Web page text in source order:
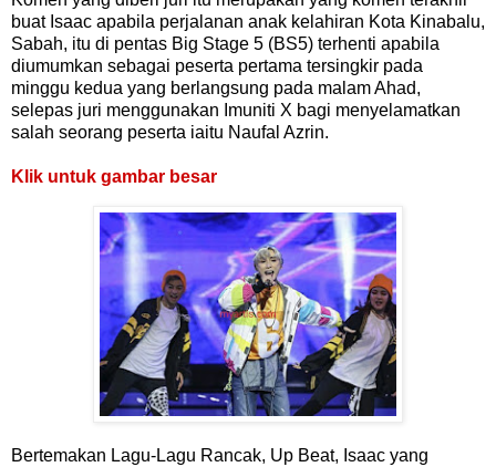
buat Isaac apabila perjalanan anak kelahiran Kota Kinabalu,
Sabah, itu di pentas Big Stage 5 (BS5) terhenti apabila
diumumkan sebagai peserta pertama tersingkir pada
minggu kedua yang berlangsung pada malam Ahad,
selepas juri menggunakan Imuniti X bagi menyelamatkan
salah seorang peserta iaitu Naufal Azrin.
Klik untuk gambar besar
Bertemakan Lagu-Lagu Rancak, Up Beat, Isaac yang